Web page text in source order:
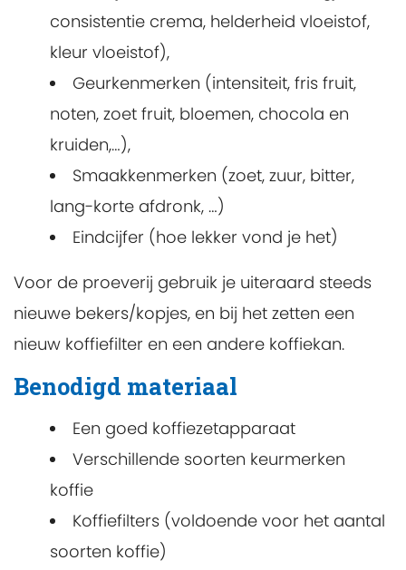
consistentie crema, helderheid vloeistof,
kleur vloeistof),
Geurkenmerken (intensiteit, fris fruit,
noten, zoet fruit, bloemen, chocola en
kruiden,…),
Smaakkenmerken (zoet, zuur, bitter,
lang-korte afdronk, …)
Eindcijfer (hoe lekker vond je het)
Voor de proeverij gebruik je uiteraard steeds
nieuwe bekers/kopjes, en bij het zetten een
nieuw koffiefilter en een andere koffiekan.
Benodigd materiaal
Een goed koffiezetapparaat
Verschillende soorten keurmerken
koffie
Koffiefilters (voldoende voor het aantal
soorten koffie)